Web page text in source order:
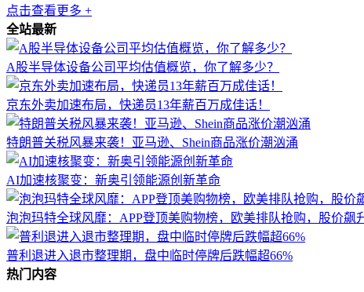
点击查看更多 +
全站最新
A股半导体设备公司平均估值概览，你了解多少？
京东外卖加速布局，快递员13年薪百万成佳话！
特朗普关税风暴来袭！亚马逊、Shein商品涨价潮汹涌
AI加速核聚变：新奥引领能源创新革命
泡泡玛特全球风靡：APP登顶美购物榜，欧美排队抢购，股价飙
普利退进入退市整理期，盘中临时停牌后跌幅超66%
热门内容